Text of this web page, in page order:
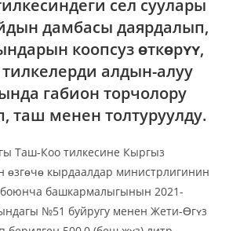
сел суулары
дамбасы даярдалып,
коопсуз ɵткɵрʏʏ,
тилкелерди алдын-алуу
габион торчолору
таш менен толтуруулду.
Таш-Коо тилкесине Кыргыз
ɵзгɵчɵ кырдаалдар министрлигинин
башкармалыгынын 2021-
№51 буйругу менен Жети-ϴгʏз